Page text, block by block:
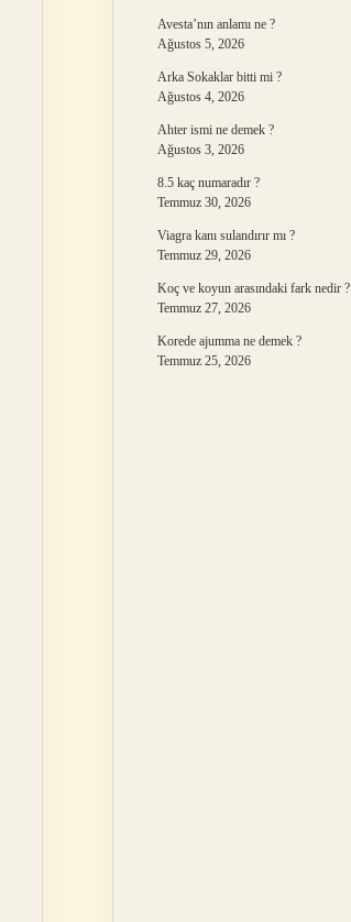
Avesta’nın anlamı ne ?
Ağustos 5, 2026
Arka Sokaklar bitti mi ?
Ağustos 4, 2026
Ahter ismi ne demek ?
Ağustos 3, 2026
8.5 kaç numaradır ?
Temmuz 30, 2026
Viagra kanı sulandırır mı ?
Temmuz 29, 2026
Koç ve koyun arasındaki fark nedir ?
Temmuz 27, 2026
Korede ajumma ne demek ?
Temmuz 25, 2026